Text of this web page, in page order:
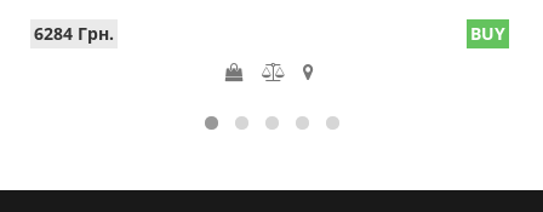
6284 Грн. BUY